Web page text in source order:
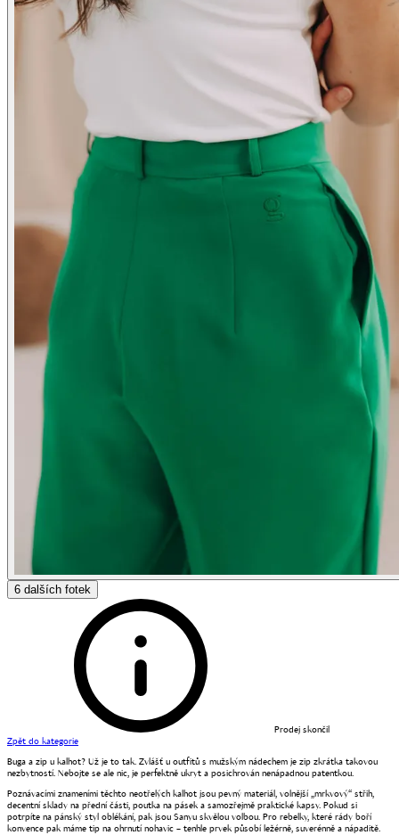
6 dalších fotek
Prodej skončil
Zpět do kategorie
Buga a zip u kalhot? Už je to tak. Zvlášť u outfitů s mužským nádechem je zip zkrátka takovou
nezbytností. Nebojte se ale nic, je perfektně ukryt a posichrován nenápadnou patentkou.
Poznávacími znameními těchto neotřelých kalhot jsou pevný materiál, volnější „mrkvový“ střih,
decentní sklady na přední části, poutka na pásek a samozřejmě praktické kapsy. Pokud si
potrpíte na pánský styl oblékání, pak jsou Sanyu skvělou volbou. Pro rebelky, které rády boří
konvence pak máme tip na ohrnutí nohavic – tenhle prvek působí ležérně, suverénně a nápaditě.